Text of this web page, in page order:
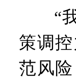
“我
策调
范风